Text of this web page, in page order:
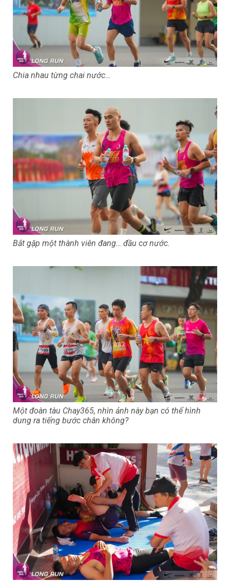
Chia nhau từng chai nước…
Bắt gặp một thành viên đang… đầu cơ nước.
Một đoàn tàu Chay365, nhìn ảnh này bạn có thể hình
dung ra tiếng bước chân không?